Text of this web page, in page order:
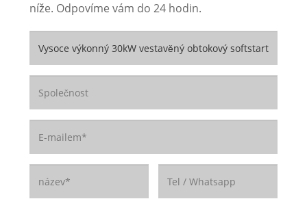
níže. Odpovíme vám do 24 hodin.